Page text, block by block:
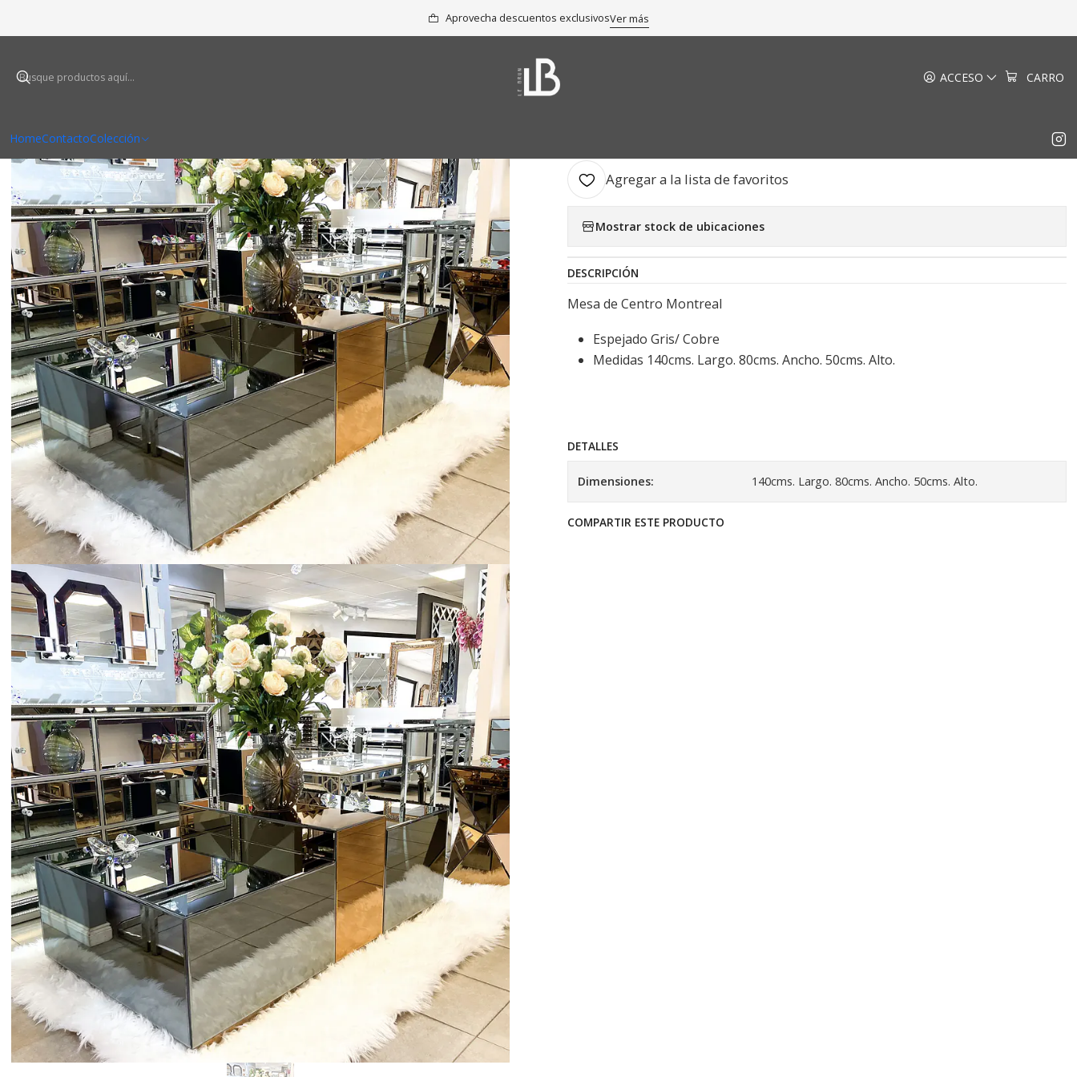
ACCESO CARRO
HomeContactoColección
Aprovecha descuentos exclusivosVer más
Mesas de Centro y Laterales Mesa de Centro Montreal
Agregar a la lista de favoritos
Mostrar stock de ubicaciones
DESCRIPCIÓN
Mesa de Centro Montreal
Espejado Gris/ Cobre
Medidas 140cms. Largo. 80cms. Ancho. 50cms. Alto.
DETALLES
Dimensiones: 140cms. Largo. 80cms. Ancho. 50cms. Alto.
COMPARTIR ESTE PRODUCTO